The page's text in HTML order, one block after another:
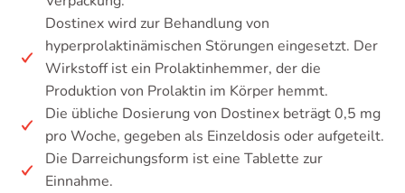
Dostinex wird zur Behandlung von
hyperprolaktinämischen Störungen eingesetzt. Der
Wirkstoff ist ein Prolaktinhemmer, der die
Produktion von Prolaktin im Körper hemmt.
Die übliche Dosierung von Dostinex beträgt 0,5 mg
pro Woche, gegeben als Einzeldosis oder aufgeteilt.
Die Darreichungsform ist eine Tablette zur
Einnahme.